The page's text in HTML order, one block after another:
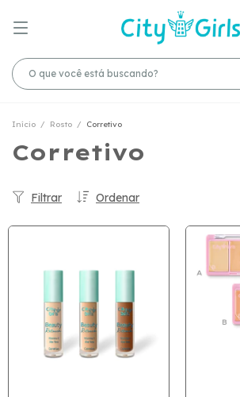
Início / Rosto / Corretivo
Corretivo
Ordenar
Filtrar